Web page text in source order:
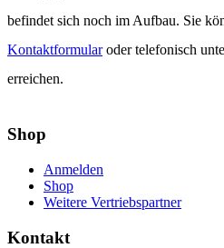
befindet sich noch im Aufbau. Sie
Kontaktformularoder telefonisch
erreichen.
Shop
Anmelden
Shop
Weitere Vertriebspartner
Kontakt